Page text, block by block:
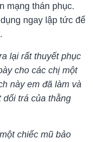
mạng thán phục.
ngay lập tức để
lại rất thuyết phục
cho các chị một
này em đã làm và
trá của thằng
chiếc mũ bảo